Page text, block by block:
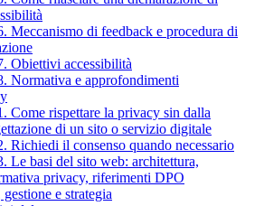
Meccanismo di feedback e procedura di
Obiettivi accessibilità
Normativa e approfondimenti
Come rispettare la privacy sin dalla
di un sito o servizio digitale
Richiedi il consenso quando necessario
Le basi del sito web: architettura,
privacy, riferimenti DPO
e strategia